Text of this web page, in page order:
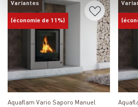
Variantes
(économie de 11%)
Détails
Aquaflam Vario Saporo Manuel